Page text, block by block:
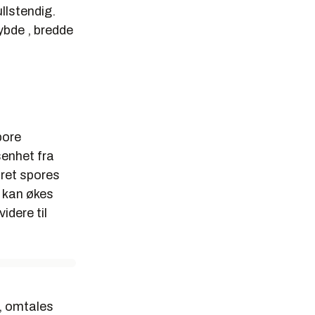
, bredde
fra
spores
økes
til
omtales